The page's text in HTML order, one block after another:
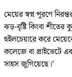
মেয়ের স্বপ্ন পূরণে
ঝড়-বৃষ্টি কিংবা শীতের
হুইলচেয়ারে করে
কলেজে বা প্রাইভেটে
সাহস জুগিয়েছে।’